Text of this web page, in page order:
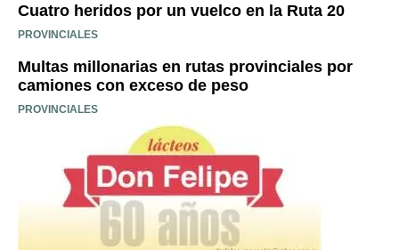
Cuatro heridos por un vuelco en la Ruta 20
PROVINCIALES
Multas millonarias en rutas provinciales por
camiones con exceso de peso
PROVINCIALES